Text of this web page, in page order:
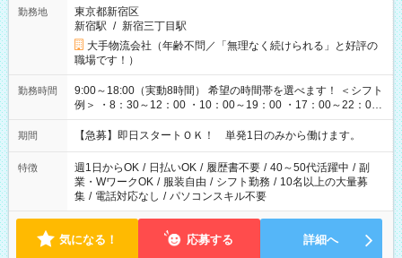
勤務地
東京都新宿区
新宿駅 / 新宿三丁目駅
大手物流会社（年齢不問／「無理なく続けられる」と好評の
職場です！）
勤務時間
9:00～18:00（実動8時間） 希望の時間帯を選べます！ ＜シフト
例＞ ・8：30～12：00 ・10：00～19：00 ・17：00～22：00
・13：00～22：00 ・22：00～翌6：00 など
期間 【急募】即日スタートＯＫ！ 単発1日のみから働けます。
特徴 週1日からOK / 日払いOK / 履歴書不要 / 40～50代活躍中 / 副
業・WワークOK / 服装自由 / シフト勤務 / 10名以上の大量募
集 / 電話対応なし / パソコンスキル不要
気になる！ 応募する 詳細へ